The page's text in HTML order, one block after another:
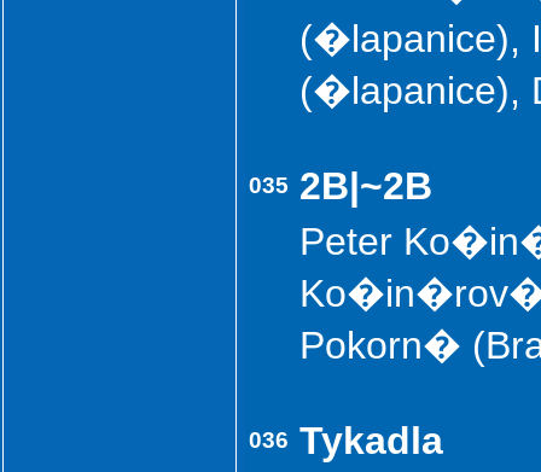
(�lapanice),
035 2B|~2B
Peter
Ko�in�rov�
Pokorn�
036 Tykadla